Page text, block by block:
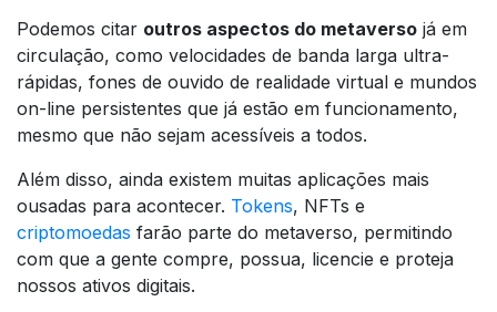
Podemos citar outros aspectos do metaverso já em
circulação, como velocidades de banda larga ultra-
rápidas, fones de ouvido de realidade virtual e mundos
on-line persistentes que já estão em funcionamento,
mesmo que não sejam acessíveis a todos.
Além disso, ainda existem muitas aplicações mais
ousadas para acontecer. Tokens, NFTs e
criptomoedas farão parte do metaverso, permitindo
com que a gente compre, possua, licencie e proteja
nossos ativos digitais.